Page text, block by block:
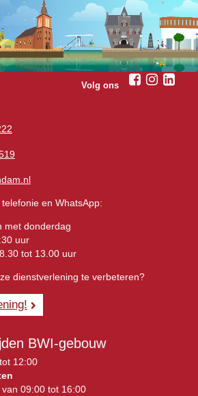
Volg ons
en WhatsApp:
met donderdag
uur
tot 13.00 uur
dienstverlening te verbeteren?
BWI-gebouw
12:00
09:00 tot 16:00